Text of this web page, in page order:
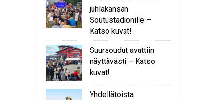
juhlakansan
Soutustadionille –
Katso kuvat!
Suursoudut avattiin
näyttävästi – Katso
kuvat!
Yhdellätoista